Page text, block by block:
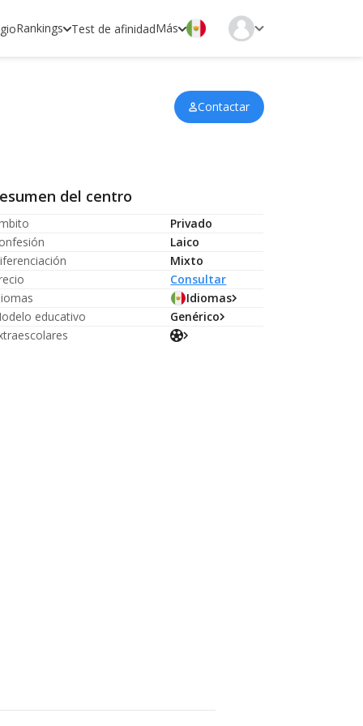
Rankings Test de afinidadMás
Contactar
del centro
Privado
Laico
Mixto
Consultar
Idiomas
educativo
Genérico